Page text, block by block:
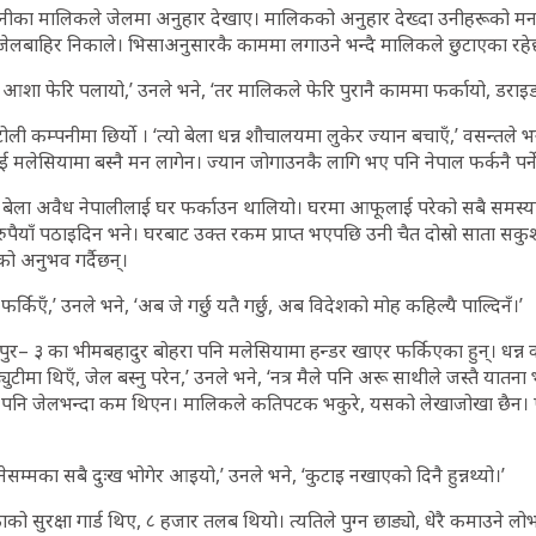
मालिकले जेलमा अनुहार देखाए। मालिकको अनुहार देख्दा उनीहरूको मन
निकाले। भिसाअनुसारकै काममा लगाउने भन्दै मालिकले छुटाएका
आशा फेरि पलायो,’ उनले भने, ‘तर मालिकले फेरि पुरानै काममा फर्कायो,
कम्पनीमा छिर्यो । ‘त्यो बेला धन्न शौचालयमा लुकेर ज्यान बचाएँ,’
बस्नै मन लागेन। ज्यान जोगाउनकै लागि भए पनि नेपाल फर्कनै
बेला अवैध नेपालीलाई घर फर्काउन थालियो। घरमा आफूलाई परेको सबै
पठाइदिन भने। घरबाट उक्त रकम प्राप्त भएपछि उनी चैत दोस्रो साता
अनुभव गर्दैछन्।
उनले भने, ‘अब जे गर्छु यतै गर्छु, अब विदेशको मोह कहिल्यै पाल्दिनँ।’
३ का भीमबहादुर बोहरा पनि मलेसियामा हन्डर खाएर फर्किएका हुन्।
थिएँ, जेल बस्नु परेन,’ उनले भने, ‘नत्र मैले पनि अरू साथीले जस्तै यातना
पनि जेलभन्दा कम थिएन। मालिकले कतिपटक भकुरे, यसको लेखाजोखा
सबै दुःख भोगेर आइयो,’ उनले भने, ‘कुटाइ नखाएको दिनै हुन्नथ्यो।’
सुरक्षा गार्ड थिए, ८ हजार तलब थियो। त्यतिले पुग्न छाड्यो, धेरै कमाउने